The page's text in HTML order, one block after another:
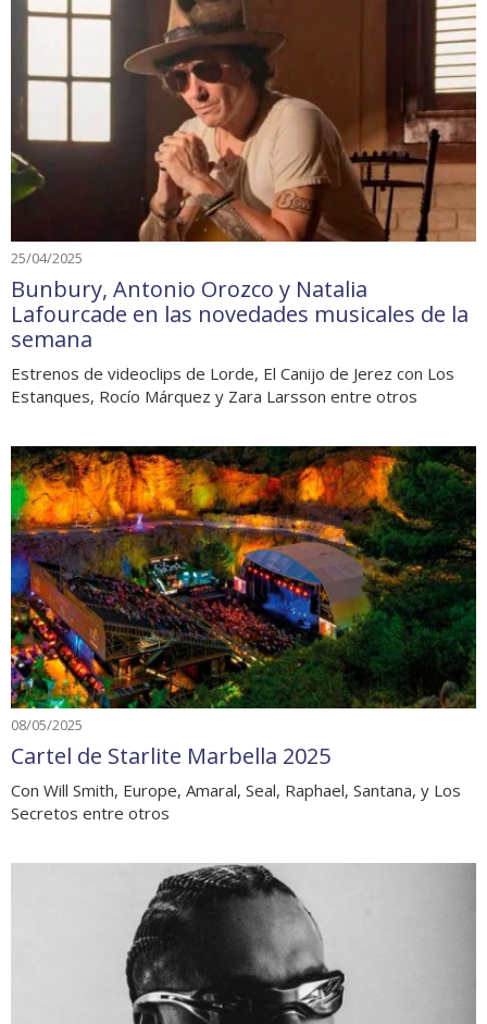
25/04/2025
Bunbury, Antonio Orozco y Natalia
Lafourcade en las novedades musicales de la
semana
Estrenos de videoclips de Lorde, El Canijo de Jerez con Los
Estanques, Rocío Márquez y Zara Larsson entre otros
08/05/2025
Cartel de Starlite Marbella 2025
Con Will Smith, Europe, Amaral, Seal, Raphael, Santana, y Los
Secretos entre otros